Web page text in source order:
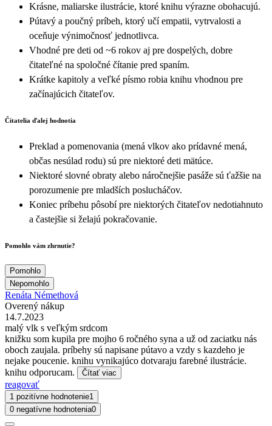
Krásne, maliarske ilustrácie, ktoré knihu výrazne obohacujú.
Pútavý a poučný príbeh, ktorý učí empatii, vytrvalosti a
oceňuje výnimočnosť jednotlivca.
Vhodné pre deti od ~6 rokov aj pre dospelých, dobre
čitateľné na spoločné čítanie pred spaním.
Krátke kapitoly a veľké písmo robia knihu vhodnou pre
začínajúcich čitateľov.
Čitatelia ďalej hodnotia
Preklad a pomenovania (mená vlkov ako prídavné mená,
občas nesúlad rodu) sú pre niektoré deti mätúce.
Niektoré slovné obraty alebo náročnejšie pasáže sú ťažšie na
porozumenie pre mladších poslucháčov.
Koniec príbehu pôsobí pre niektorých čitateľov nedotiahnuto
a častejšie si želajú pokračovanie.
Pomohlo vám zhrnutie?
Pomohlo
Nepomohlo
Renáta Némethová
Overený nákup
14.7.2023
malý vlk s veľkým srdcom
knižku som kupila pre mojho 6 ročného syna a už od zaciatku nás
oboch zaujala. príbehy sú napisane pútavo a vzdy s kazdeho je
nejake poucenie. knihu vynikajúco dotvaraju farebné ilustrácie.
knihu odporucam.
Čítať viac
reagovať
1 pozitívne hodnotenie1
0 negatívne hodnotenia0